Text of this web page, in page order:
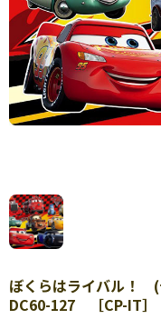
ぼくらはライバル！
DC60-127 ［CP-IT］